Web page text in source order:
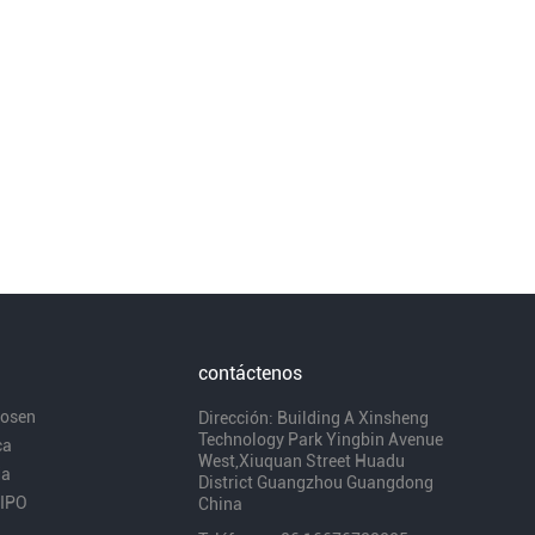
contáctenos
Dirección: Building A Xinsheng
Technology Park Yingbin Avenue
West,Xiuquan Street Huadu
District Guangzhou Guangdong
China